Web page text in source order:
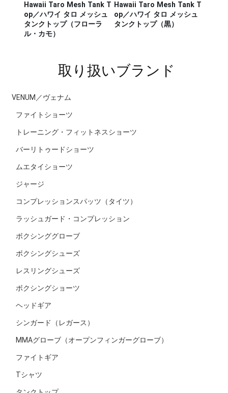
Hawaii Taro Mesh Tank T
op／ハワイ タロ メッシュ
タンクトップ（フローラ
ル・カモ）
Hawaii Taro Mesh Tank T
op／ハワイ タロ メッシュ
タンクトップ（黒）
取り扱いブランド
VENUM／ヴェナム
ファイトショーツ
トレーニング・フィットネスショーツ
バーリトゥードショーツ
ムエタイショーツ
ジャージ
コンプレッションスパッツ（タイツ）
ラッシュガード・コンプレッション
ボクシンググローブ
ボクシングシューズ
レスリングシューズ
ボクシングショーツ
ヘッドギア
シンガード（レガース）
MMAグローブ（オープンフィンガーグローブ）
ファイトギア
Tシャツ